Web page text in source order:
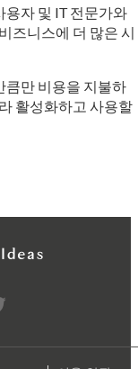
용자 및 IT 전문가와
즈니스에 더 많은 시
큼만 비용을 지불하
활성화하고 사용할